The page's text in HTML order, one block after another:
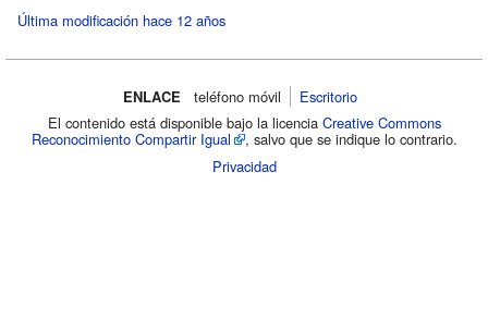
Última modificación hace 12 años
ENLACE teléfono móvil‌
Escritorio
El contenido está disponible bajo la licencia Creative Commons
Reconocimiento Compartir Igual
, salvo que se indique lo contrario.
Privacidad